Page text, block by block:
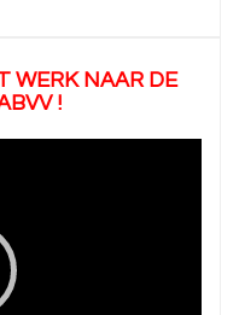
WERK NAAR DE
!